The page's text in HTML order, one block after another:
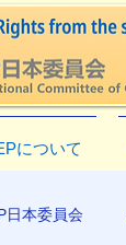
について
日本委員会